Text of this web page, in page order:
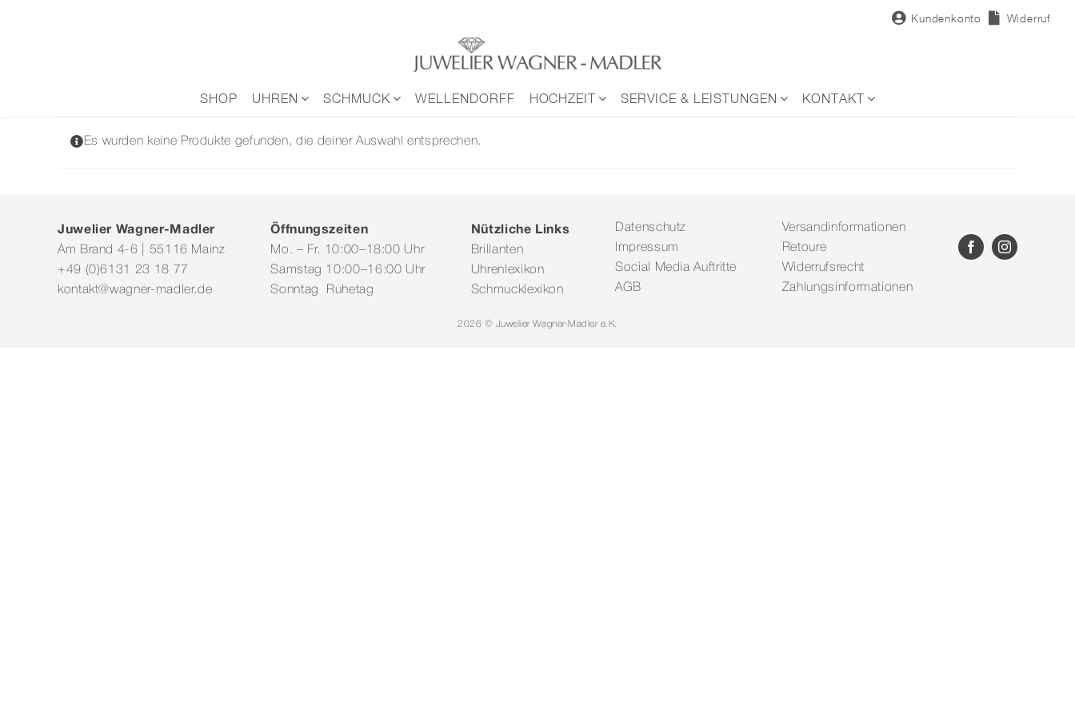
Kundenkonto Widerruf
SHOP UHREN SCHMUCK WELLENDORFF HOCHZEIT SERVICE & LEISTUNGEN KONTAKT
Es wurden keine Produkte gefunden, die deiner Auswahl entsprechen.
Juwelier Wagner-Madler
Am Brand 4-6 | 55116 Mainz
+49 (0)6131 23 18 77
kontakt@wagner-madler.de
Öffnungszeiten
Mo. – Fr. 10:00–18:00 Uhr
Samstag 10:00–16:00 Uhr
Sonntag Ruhetag
Nützliche Links
Brillanten
Uhrenlexikon
Schmucklexikon
Datenschutz
Impressum
Social Media Auftritte
AGB
Versandinformationen
Retoure
Widerrufsrecht
Zahlungsinformationen
2026 © Juwelier Wagner-Madler e.K.